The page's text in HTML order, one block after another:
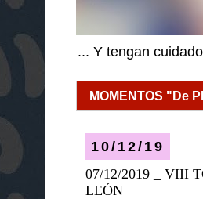
... Y tengan
MOMENTOS "De
10/12/19
07/12/2019 _ VIII
LEÓN